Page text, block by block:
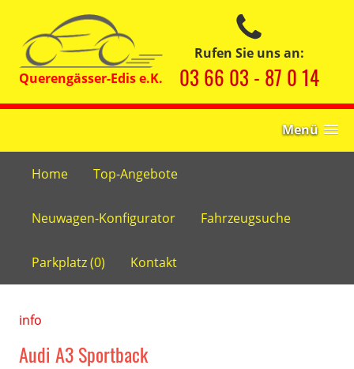
Rufen Sie uns an:
03 66 03 - 87 0 14
Menü
Home Top-Angebote
Neuwagen-Konfigurator Fahrzeugsuche
Parkplatz (0) Kontakt
info
Audi A3 Sportback